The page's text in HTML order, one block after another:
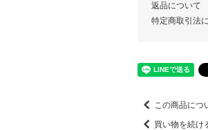
返品について
特定商取引法
この商品につ
買い物を続け